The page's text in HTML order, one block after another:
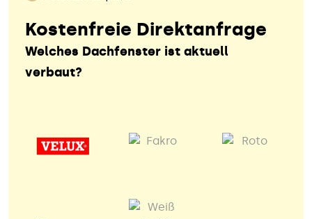
Kostenfreie Direktanfrage
Welches Dachfenster ist aktuell
verbaut?